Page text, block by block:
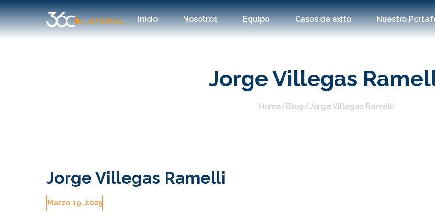
Inicio Nosotros Equipo Casos de éxito Nuestro
Jorge Villegas
Home/Blog/Jorge Villegas Ramelli
Jorge Villegas Ramelli
Marzo 19, 2025